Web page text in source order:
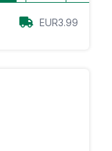
EUR3.99